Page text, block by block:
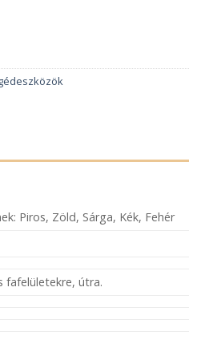
Piros, Zöld, Sárga, Kék, Fehér
fafelületekre, útra.